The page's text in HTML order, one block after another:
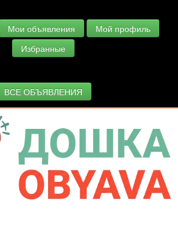
Мои объявления
Мой профиль
Избранные
ВСЕ ОБЪЯВЛЕНИЯ